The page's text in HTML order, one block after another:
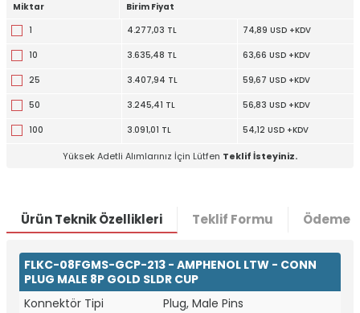
Miktar
Birim Fiyat
1
4.277,03 TL 74,89 USD +KDV
10 3.635,48 TL 63,66 USD +KDV
25 3.407,94 TL 59,67 USD +KDV
50 3.245,41 TL 56,83 USD +KDV
100 3.091,01 TL 54,12 USD +KDV
Yüksek Adetli Alımlarınız İçin Lütfen Teklif İsteyiniz.
Ürün Teknik Özellikleri Teklif Formu Ödeme
FLKC-08FGMS-GCP-213 - AMPHENOL LTW - CONN
PLUG MALE 8P GOLD SLDR CUP
Konnektör Tipi
Plug, Male Pins